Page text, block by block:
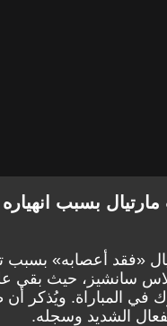
بسبب
«فقد أعصابه» بسبب
سانشيز، حيث بقي
في المباراة. ويُذكر أن
الشديد وسجله.